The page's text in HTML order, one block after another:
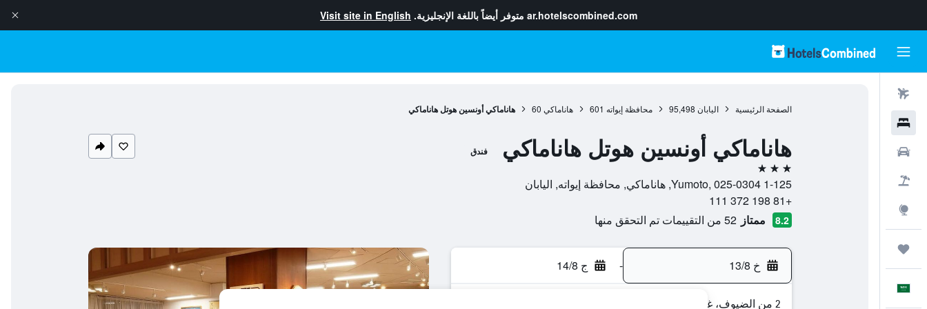
ar.hotelscombined.com متوفر أيضاً باللغة الإنجليزية. Visit site in English
الصفحة الرئيسية اليابان 95,498 محافظة إيواته 601 هاناماكي 60 هاناماكي أونسين هوتل هاناماكي
هاناماكي أونسين هوتل هاناماكي فندق
3 نجوم
1-125 Yumoto, 025-0304, هاناماكي, محافظة إيواته, اليابان
+81 198 372 111
8.2 ممتاز 52 من التقييمات تم التحقق منها
خ 13/8 - ج 14/8
2 من الضيوف، غرفة واحدة